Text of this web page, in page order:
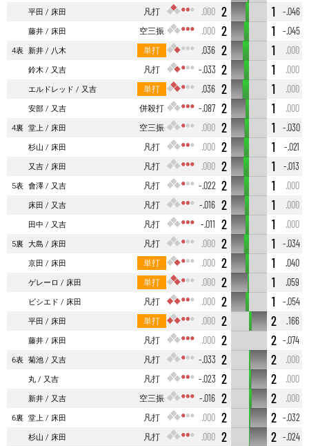
平田 床田 凡打 .000 2 1
-.046
藤井
床田 空三振 .000 2 1
-.045
4表 新井 八木 単打 .036 2 1
.000
鈴木
又吉 凡打 -.033 2 1
.000
エルドレッド
又吉 単打 .036 2 1
.000
安部
又吉 併殺打 -.087 2 1
.000
4裏 堂上 床田 空三振 .000 2 1
-.030
杉山
床田 凡打 .000 2 1
-.021
又吉
床田 凡打 .000 2 1
-.013
5表 會澤 又吉 凡打 -.022 2 1
.000
床田
又吉 凡打 -.016 2 1
.000
田中
又吉 凡打 -.011 2 1
.000
5裏 大島 床田 凡打 .000 2 1
-.034
京田
床田 単打 .000 2 1
.040
ゲレーロ
床田 単打 .000 2 1
.059
ビシエド
床田 凡打 .000 2 1
-.054
平田
床田 単打 .000 2 2
.166
藤井
床田 凡打 .000 2 2 -.074
6表 菊池 又吉 凡打 -.033 2 2
.000
丸
又吉 凡打 -.023 2 2
.000
新井
又吉 空三振 -.016 2 2
.000
6裏 堂上 床田 凡打 .000 2 2 -.032
杉山
床田 凡打 .000 2 2 -.024